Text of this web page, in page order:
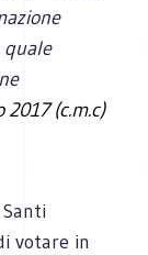
quale
(c.m.c)
votare in